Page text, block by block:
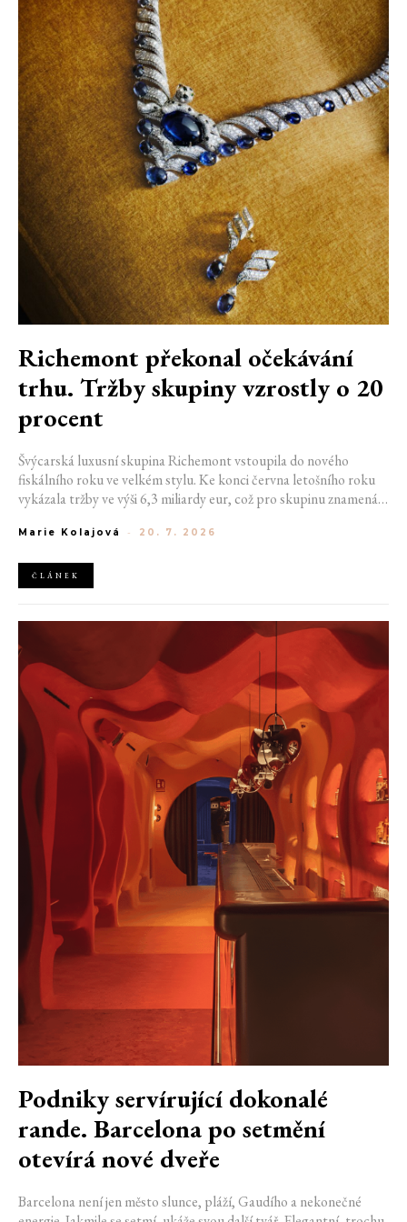
Richemont překonal očekávání
trhu. Tržby skupiny vzrostly o 20
procent
Švýcarská luxusní skupina Richemont vstoupila do nového
fiskálního roku ve velkém stylu. Ke konci června letošního roku
vykázala tržby ve výši 6,3 miliardy eur, což pro skupinu znamená
luxusním zůstává i přes přetrvávající ekonomickou nejistotu
Marie Kolajová - 20. 7. 2026
ČLÁNEK
Podniky servírující dokonalé
rande. Barcelona po setmění
otevírá nové dveře
Barcelona není jen město slunce, pláží, Gaudího a nekonečné